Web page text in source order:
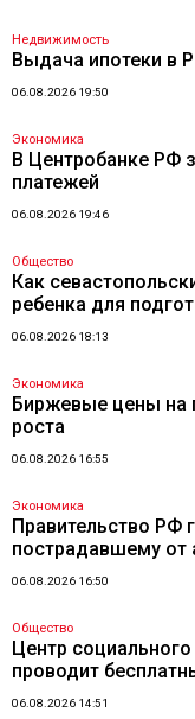
Недвижимость
Выдача ипотеки в
06.08.2026 19:50
Экономика
В Центробанке РФ
платежей
06.08.2026 19:46
Общество
Как
ребенка для
06.08.2026 18:13
Экономика
Биржевые цены на
роста
06.08.2026 16:55
Экономика
Правительство РФ
пострадавшему от
06.08.2026 16:50
Общество
Центр
проводит
06.08.2026 14:51